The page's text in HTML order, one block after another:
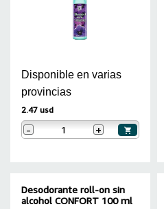
Disponible en varias
provincias
2.47 usd
- +
Desodorante roll-on sin
alcohol CONFORT 100 ml